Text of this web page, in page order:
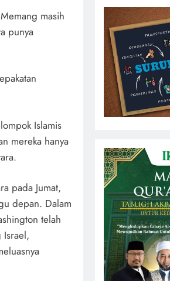
masih
punya
Islamis
mereka hanya
pada Jumat,
depan. Dalam
telah
Israel,